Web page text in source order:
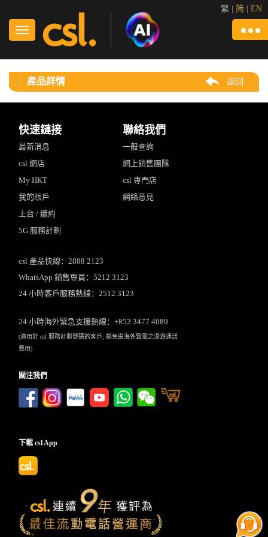
繁 简 EN
產品詳情 返回
快速鏈接
最新消息
csl 網店
My HKT
我的賬戶
上台 / 續約
5G 服務計劃
聯絡我們
一般查詢
網上銷售團隊
csl 專門店
網絡意見
csl 產品快線：2888 2123
WhatsApp 銷售專員：5212 3123
24 小時客戶服務熱線：2512 3123
24 小時海外緊急支援熱線：+852 3477 4089
(適用於 csl 服務計劃號碼的客戶, 豁免由海外致電之漫遊通話
費用)
關注我們
下載 csl App